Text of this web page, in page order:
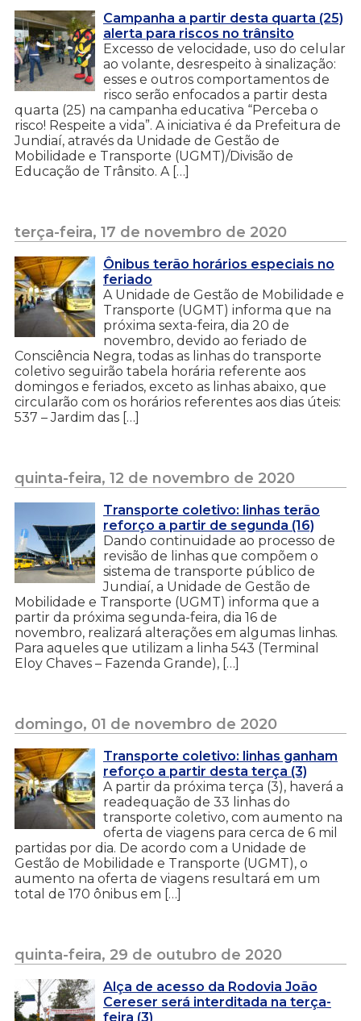
Campanha a partir desta quarta (25)
alerta para riscos no trânsito
Excesso de velocidade, uso do celular
ao volante, desrespeito à sinalização:
esses e outros comportamentos de
risco serão enfocados a partir desta
quarta (25) na campanha educativa “Perceba o
risco! Respeite a vida”. A iniciativa é da Prefeitura de
Jundiaí, através da Unidade de Gestão de
Mobilidade e Transporte (UGMT)/Divisão de
Educação de Trânsito. A […]
terça-feira, 17 de novembro de 2020
Ônibus terão horários especiais no
feriado
A Unidade de Gestão de Mobilidade e
Transporte (UGMT) informa que na
próxima sexta-feira, dia 20 de
novembro, devido ao feriado de
Consciência Negra, todas as linhas do transporte
coletivo seguirão tabela horária referente aos
domingos e feriados, exceto as linhas abaixo, que
circularão com os horários referentes aos dias úteis:
537 – Jardim das […]
quinta-feira, 12 de novembro de 2020
Transporte coletivo: linhas terão
reforço a partir de segunda (16)
Dando continuidade ao processo de
revisão de linhas que compõem o
sistema de transporte público de
Jundiaí, a Unidade de Gestão de
Mobilidade e Transporte (UGMT) informa que a
partir da próxima segunda-feira, dia 16 de
novembro, realizará alterações em algumas linhas.
Para aqueles que utilizam a linha 543 (Terminal
Eloy Chaves – Fazenda Grande), […]
domingo, 01 de novembro de 2020
Transporte coletivo: linhas ganham
reforço a partir desta terça (3)
A partir da próxima terça (3), haverá a
readequação de 33 linhas do
transporte coletivo, com aumento na
oferta de viagens para cerca de 6 mil
partidas por dia. De acordo com a Unidade de
Gestão de Mobilidade e Transporte (UGMT), o
aumento na oferta de viagens resultará em um
total de 170 ônibus em […]
quinta-feira, 29 de outubro de 2020
Alça de acesso da Rodovia João
Cereser será interditada na terça-
feira (3)